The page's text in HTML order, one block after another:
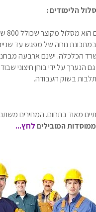
הלימודים :
נוחה של מפגש עד
הכלכלה. ישנם ארבעה
הנערך על ידי בוחן חיצוני
בשוק העבודה.
מאוד בתחום. המחירים
המוביליםלחץ...